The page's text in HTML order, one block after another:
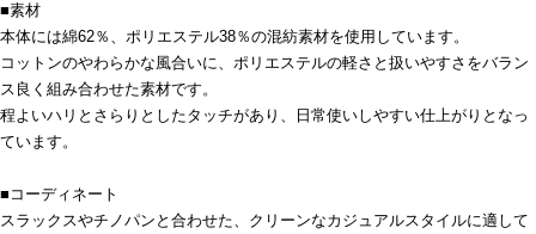
■素材
本体には綿62％、ポリエステル38％の混紡素材を使用しています。
コットンのやわらかな風合いに、ポリエステルの軽さと扱いやすさをバラン
ス良く組み合わせた素材です。
程よいハリとさらりとしたタッチがあり、日常使いしやすい仕上がりとなっ
ています。
■コーディネート
スラックスやチノパンと合わせた、クリーンなカジュアルスタイルに適して